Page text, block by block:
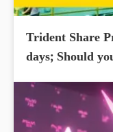
Trident Share
days; Should